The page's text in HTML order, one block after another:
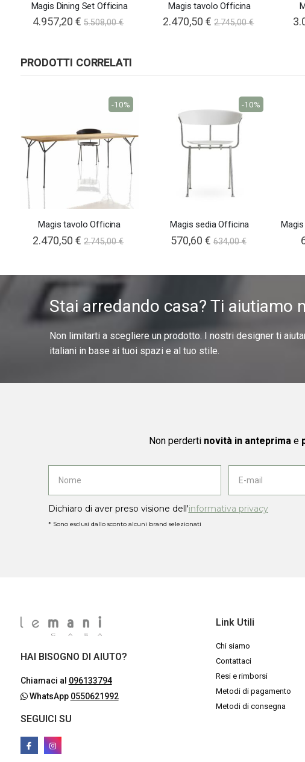
Magis Dining Set Officina
Special
Price
4.957,20 € 5.508,00 €
Magis tavolo Officina
2.470,50 € 2.745,00 €
PRODOTTI CORRELATI
Magis tavolo Officina
2.470,50 € 2.745,00 €
-10%
Magis sedia Officina
570,60 € 634,00 €
-10%
Stai arredando casa? Ti aiutiamo
Non limitarti a scegliere un prodotto. I nostri designer ti
italiani in base ai tuoi spazi e al tuo stile.
Non perderti novità in anteprimae
Dichiaro di aver preso visione dell'informativa privacy
* Sono esclusi dallo sconto alcuni brand selezionati
HAI BISOGNO DI AIUTO?
Chiamaci al 096133794
WhatsApp 0550621992
SEGUICI SU
Link Utili
Chi siamo
Contattaci
Resi e rimborsi
Metodi di pagamento
Metodi di consegna